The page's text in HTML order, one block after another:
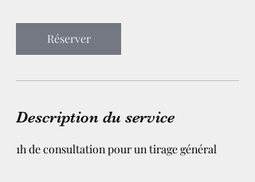
Réserver
Description du service
1h de consultation pour un tirage général